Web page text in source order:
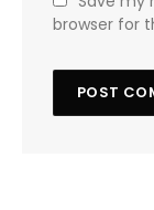
browser for